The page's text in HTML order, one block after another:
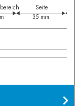
Seite
35 mm